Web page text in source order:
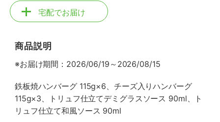
宅配でお届け
商品説明
※お届け期間：2026/06/19～2026/08/15
鉄板焼ハンバーグ 115g×6、チーズ入りハンバーグ
115g×3、トリュフ仕立てデミグラスソース 90ml、ト
リュフ仕立て和風ソース 90ml